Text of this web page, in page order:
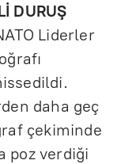
DURUŞ
Liderler
daha geç
çekiminde
poz verdiği